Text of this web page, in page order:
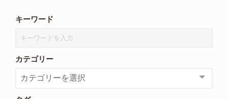
キーワード
カテゴリー